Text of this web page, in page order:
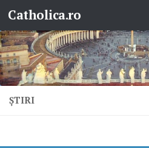
Skip to content
Catholica.ro
ŞTIRI